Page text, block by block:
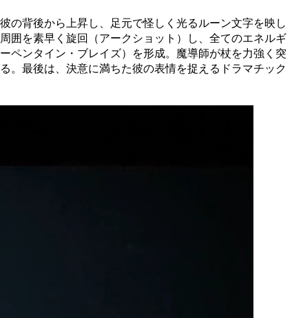
の背後から上昇し、足元で怪しく光るルーン文字を映し
囲を素早く旋回（アークショット）し、全てのエネルギ
ペンタイン・ブレイズ）を形成。魔導師が杖を力強く突
。最後は、決意に満ちた彼の表情を捉えるドラマチック